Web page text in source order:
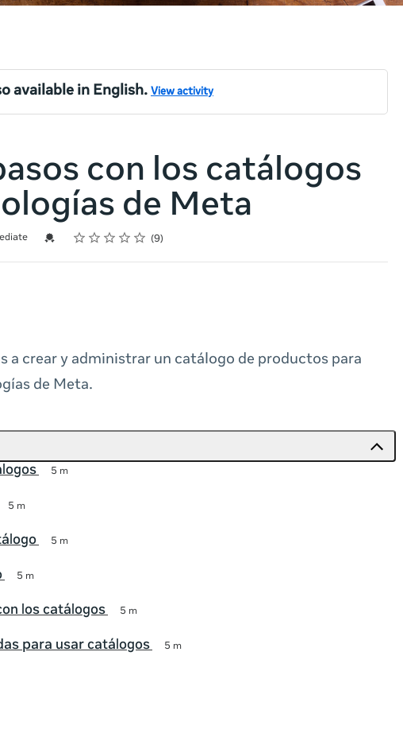
available in English. View activity
con los catálogos
de Meta
Credential For Completion
Rating
1 star
2 stars
3 stars
4 stars
5 stars 9
a crear y administrar un catálogo de productos para
de Meta.
5 m
5 m
5 m
5 m
los catálogos 5 m
para usar catálogos 5 m